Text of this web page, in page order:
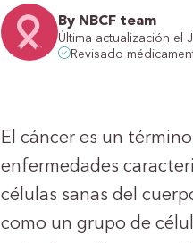
By NBCF team
Última actualización el
Revisado
El cáncer es un
enfermedades
células sanas del
como un grupo de